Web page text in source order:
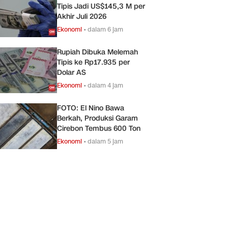
Tipis Jadi US$145,3 M per
Akhir Juli 2026
Ekonomi •dalam 6 jam
Rupiah Dibuka Melemah
Tipis ke Rp17.935 per
Dolar AS
Ekonomi •dalam 4 jam
FOTO: El Nino Bawa
Berkah, Produksi Garam
Cirebon Tembus 600 Ton
Ekonomi •dalam 5 jam